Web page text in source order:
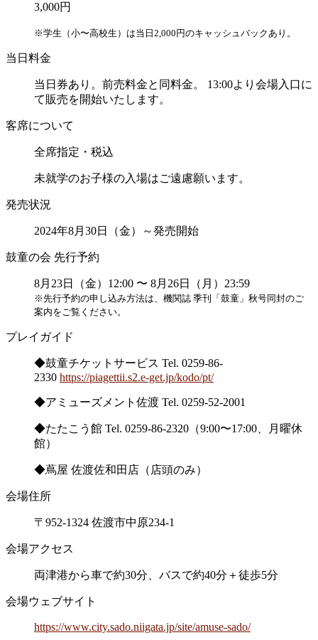
3,000円
※学生（小〜高校生）は当日2,000円のキャッシュバックあり。
当日料金
当日券あり。前売料金と同料金。 13:00より会場入口に
て販売を開始いたします。
客席について
全席指定・税込
未就学のお子様の入場はご遠慮願います。
発売状況
2024年8月30日（金）～発売開始
鼓童の会 先行予約
8月23日（金）12:00 〜 8月26日（月）23:59
※先行予約の申し込み方法は、機関誌 季刊「鼓童」秋号同封のご
案内をご覧ください。
プレイガイド
◆鼓童チケットサービス Tel. 0259-86-
2330 https://piagettii.s2.e-get.jp/kodo/pt/
◆アミューズメント佐渡 Tel. 0259-52-2001
◆たたこう館 Tel. 0259-86-2320（9:00〜17:00、月曜休
館）
◆蔦屋 佐渡佐和田店（店頭のみ）
会場住所
〒952-1324 佐渡市中原234-1
会場アクセス
両津港から車で約30分、バスで約40分＋徒歩5分
会場ウェブサイト
https://www.city.sado.niigata.jp/site/amuse-sado/